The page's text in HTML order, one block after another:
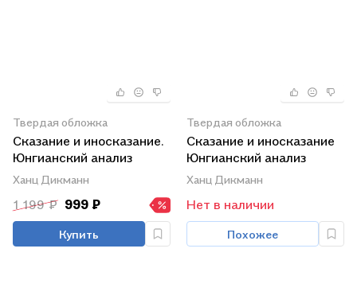
Твердая обложка
Сказание и иносказание.
Юнгианский анализ
волшебных сказок
Ханц Дикманн
1 199 ₽ 999 ₽
Купить
Твердая обложка
Сказание и иносказание
Юнгианский анализ
волшебных сказок
Ханц Дикманн
Нет в наличии
Похожее